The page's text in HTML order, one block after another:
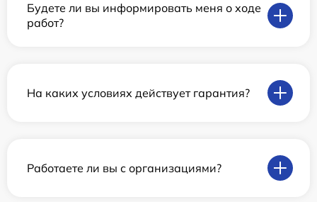
Будете ли вы информировать меня о ходе
работ?
На каких условиях действует гарантия?
Работаете ли вы с организациями?